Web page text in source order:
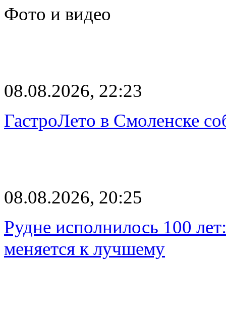
Фото и видео
08.08.2026, 22:23
ГастроЛето в Смоленске
08.08.2026, 20:25
Рудне исполнилось 100
меняется к лучшему